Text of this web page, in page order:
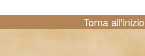
Torna all'inizio